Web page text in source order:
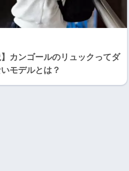
】カンゴールのリュックってダ
モデルとは？